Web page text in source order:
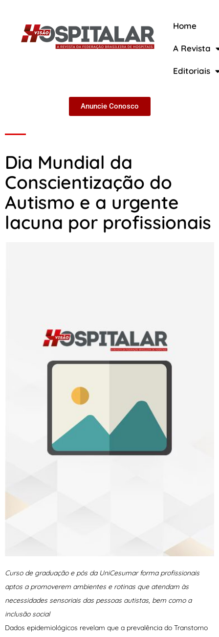
Home
A Revista
Editoriais
Anuncie Conosco
Dia Mundial da
Conscientização do
Autismo e a urgente
lacuna por profissionais
Curso de graduação e pós da UniCesumar forma profissionais
aptos a promoverem ambientes e rotinas que atendam às
necessidades sensoriais das pessoas autistas, bem como a
inclusão social
Dados epidemiológicos revelam que a prevalência do Transtorno